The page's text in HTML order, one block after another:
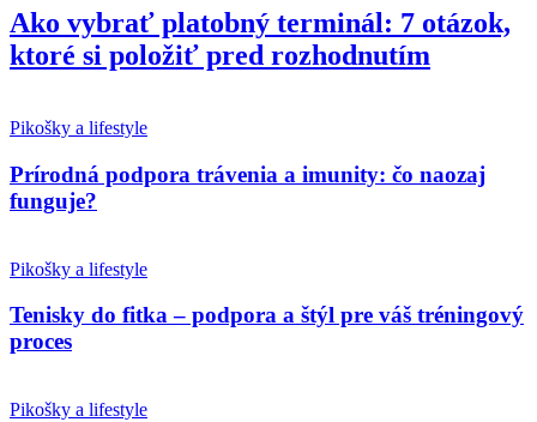
Ako vybrať platobný terminál: 7 otázok,
ktoré si položiť pred rozhodnutím
Pikošky a lifestyle
Prírodná podpora trávenia a imunity: čo naozaj
funguje?
Pikošky a lifestyle
Tenisky do fitka – podpora a štýl pre váš tréningový
proces
Pikošky a lifestyle